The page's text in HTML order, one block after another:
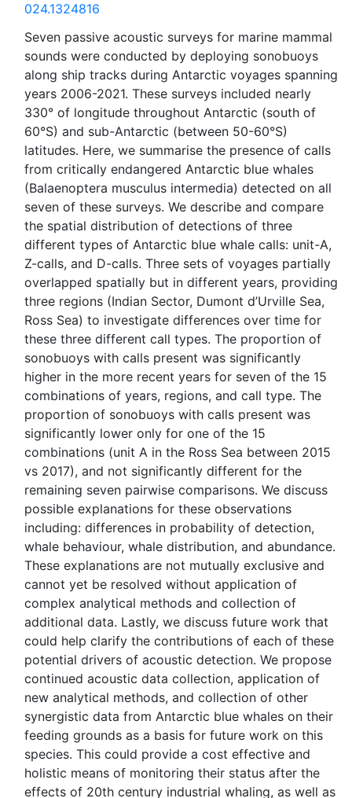
024.1324816
Seven passive acoustic surveys for marine mammal
sounds were conducted by deploying sonobuoys
along ship tracks during Antarctic voyages spanning
years 2006-2021. These surveys included nearly
330° of longitude throughout Antarctic (south of
60°S) and sub-Antarctic (between 50-60°S)
latitudes. Here, we summarise the presence of calls
from critically endangered Antarctic blue whales
(Balaenoptera musculus intermedia) detected on all
seven of these surveys. We describe and compare
the spatial distribution of detections of three
different types of Antarctic blue whale calls: unit-A,
Z-calls, and D-calls. Three sets of voyages partially
overlapped spatially but in different years, providing
three regions (Indian Sector, Dumont d’Urville Sea,
Ross Sea) to investigate differences over time for
these three different call types. The proportion of
sonobuoys with calls present was significantly
higher in the more recent years for seven of the 15
combinations of years, regions, and call type. The
proportion of sonobuoys with calls present was
significantly lower only for one of the 15
combinations (unit A in the Ross Sea between 2015
vs 2017), and not significantly different for the
remaining seven pairwise comparisons. We discuss
possible explanations for these observations
including: differences in probability of detection,
whale behaviour, whale distribution, and abundance.
These explanations are not mutually exclusive and
cannot yet be resolved without application of
complex analytical methods and collection of
additional data. Lastly, we discuss future work that
could help clarify the contributions of each of these
potential drivers of acoustic detection. We propose
continued acoustic data collection, application of
new analytical methods, and collection of other
synergistic data from Antarctic blue whales on their
feeding grounds as a basis for future work on this
species. This could provide a cost effective and
holistic means of monitoring their status after the
effects of 20th century industrial whaling, as well as